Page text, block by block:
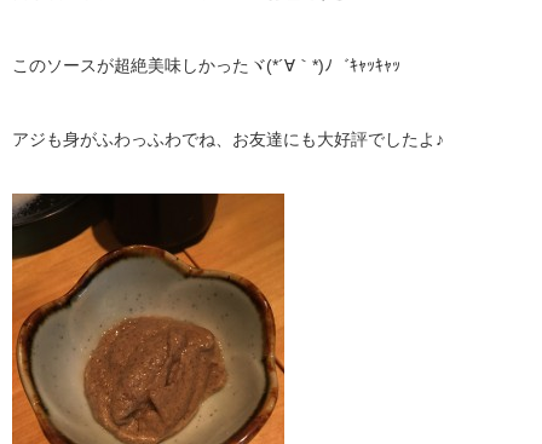
このソースが超絶美味しかったヾ(*´∀｀*)ﾉ゛ｷｬｯｷｬｯ
アジも身がふわっふわでね、お友達にも大好評でしたよ♪